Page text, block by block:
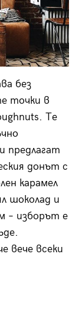
без
точки в
Те
предлагат
донът с
карамел
шоколад и
– изборът е
вече всеки